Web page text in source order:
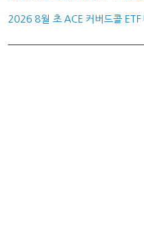
2026 8월 초 ACE 커버드콜 ETF